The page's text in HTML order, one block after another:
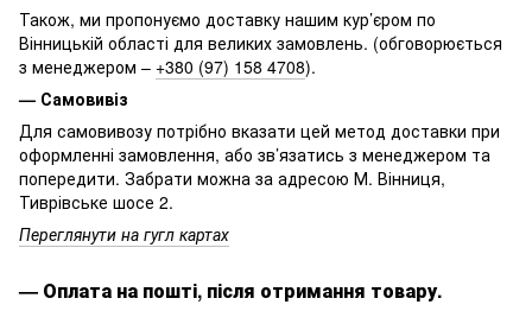
Також, ми пропонуємо доставку нашим кур’єром по
Вінницькій області для великих замовлень. (обговорюється
з менеджером – +380 (97) 158 4708).
— Самовивіз
Для самовивозу потрібно вказати цей метод доставки при
оформленні замовлення, або зв’язатись з менеджером та
попередити. Забрати можна за адресою М. Вінниця,
Тиврівське шосе 2.
Переглянути на гугл картах
— Оплата на пошті, після отримання товару.